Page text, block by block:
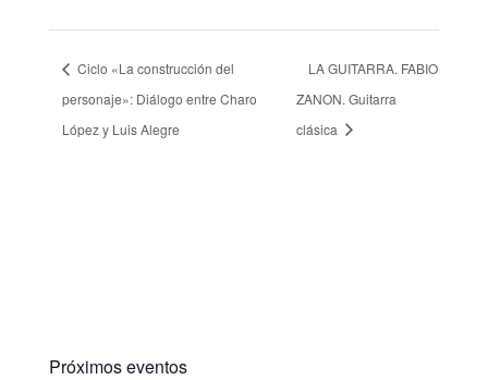
Ciclo «La construcción del
personaje»: Diálogo entre Charo
López y Luis Alegre
LA GUITARRA. FABIO
ZANON. Guitarra
clásica
Próximos eventos